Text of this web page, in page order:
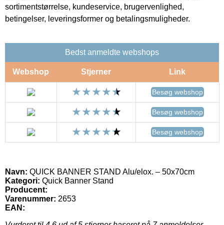
sortimentstørrelse, kundeservice, brugervenlighed,
betingelser, leveringsformer og betalingsmuligheder.
Bedst anmeldte webshops
Webshop Stjerner Link
Besøg webshop
Besøg webshop
Besøg webshop
Navn: QUICK BANNER STAND Alu/elox. – 50x70cm
Kategori: Quick Banner Stand
Producent:
Varenummer: 2653
EAN: